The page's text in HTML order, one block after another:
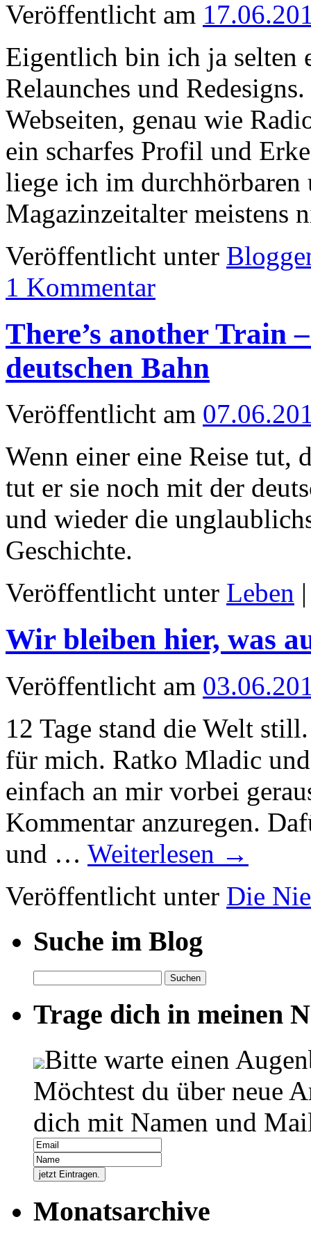
Veröffentlicht am
Eigentlich bin ich ja selten
Relaunches und
Webseiten, genau wie
ein scharfes Profil und
liege ich im durchhörbaren
Magazinzeitalter
Veröffentlicht unter
1 Kommentar
There’s another Train
deutschen Bahn
Veröffentlicht am
Wenn einer eine Reise tut,
tut er sie noch mit der
und wieder die
Geschichte.
Veröffentlicht unter Leben |
Wir bleiben hier, was
Veröffentlicht am
12 Tage stand die Welt
für mich. Ratko Mladic
einfach an mir vorbei
Kommentar anzuregen.
und … Weiterlesen →
Veröffentlicht unter Die
Suche im Blog
nach:
Trage dich in meinen
Bitte warte einen
Möchtest du über neue
dich mit Namen und
Monatsarchive